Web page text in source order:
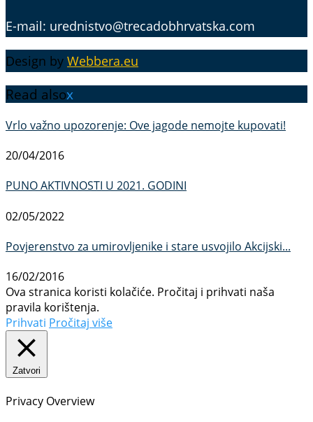
E-mail: urednistvo@trecadobhrvatska.com
Design by Webbera.eu
Read alsox
Vrlo važno upozorenje: Ove jagode nemojte kupovati!
20/04/2016
PUNO AKTIVNOSTI U 2021. GODINI
02/05/2022
Povjerenstvo za umirovljenike i stare usvojilo Akcijski...
16/02/2016
Ova stranica koristi kolačiće. Pročitaj i prihvati naša
pravila korištenja.
Prihvati Pročitaj više
Zatvori
Privacy Overview